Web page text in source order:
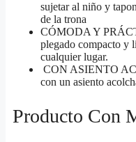
sujetar al niño y
de la trona
CÓMODA Y
plegado compacto y
cualquier lugar.
CON ASIENTO
con un asiento
Producto Con